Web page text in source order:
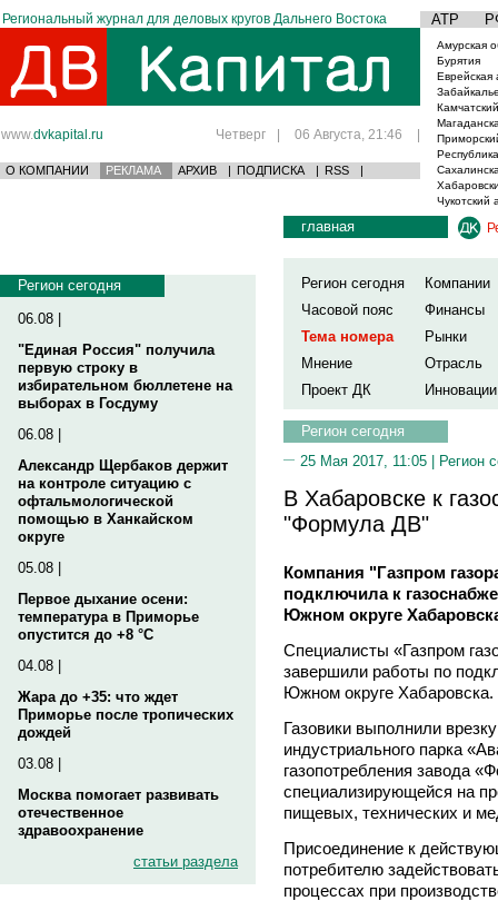
Региональный журнал для деловых кругов Дальнего Востока АТР
www.dvkapital.ru Четверг | 06 Августа, 21:46 |
О КОМПАНИИ РЕКЛАМА АРХИВ | ПОДПИСКА | RSS |
Амурская
Бурятия
Еврейская
Чукотский
Регион сегодня
06.08 |
"Единая Россия" получила
первую строку в
избирательном бюллетене на
выборах в Госдуму
06.08 |
Александр Щербаков держит
на контроле ситуацию с
офтальмологической
помощью в Ханкайском
округе
05.08 |
Первое дыхание осени:
температура в Приморье
опустится до +8 °C
04.08 |
Жара до +35: что ждет
Приморье после тропических
дождей
03.08 |
Москва помогает развивать
отечественное
здравоохранение
статьи раздела
главная
Регион сегодня
Компании
Часовой пояс
Финансы
Тема номера
Рынки
Мнение
Отрасль
Проект ДК
Инновации
Регион сегодня
25 Мая 2017, 11:05 | Регион
В Хабаровске к
"Формула ДВ"
Компания "Газпром
подключила к
Южном округе
Специалисты «Газпром
завершили работы по
Южном округе Хабаровска.
Газовики выполнили
индустриального парка
газопотребления завода
специализирующейся на
пищевых, технических и
Присоединение к
потребителю
процессах при